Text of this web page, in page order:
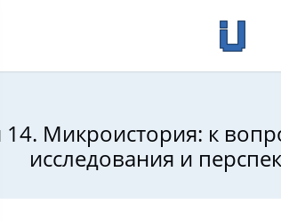
Микроистория: к
исследования и
антропология